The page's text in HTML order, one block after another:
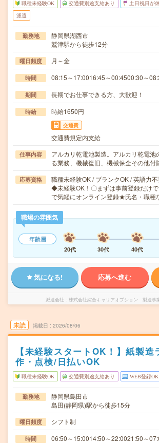
職種未経験OK 交通費別途支給あり 土日祝日が
派遣
勤務地
静岡県湖西市
鷲津駅から徒歩12分
曜日頻度 月～金
時間 08:15～17:0016:45～00:4500:30～
期間 長期でお仕事できる方、大歓迎！
時給 時給1650円
交通費
交通費規定内支給
仕事内容
アルカリ乾電池製造。アルカリ乾電池
る業務、機械復旧、機械保全その他
応募資格
職種未経験OK / ブランクOK / 英語力
◆未経験OK！〇まずは事前登録だけ
で気軽にオンライン登録★氏名・職
職場の雰囲気
年齢層
20代
30代 40代
気になる! 応募へ進む
派遣会社 株式会社綜合キャリアオプション 製造事
未読 掲載日 2026/08/06
【未経験スタートOK！】紙製造
作・点検/日払いOK
職種未経験OK 交通費別途支給あり WEB登録OK
勤務地
静岡県島田市
島田(静岡県)駅から徒歩15分
曜日頻度 シフト制
時間 06:50～15:0014:50～22:0021:50～